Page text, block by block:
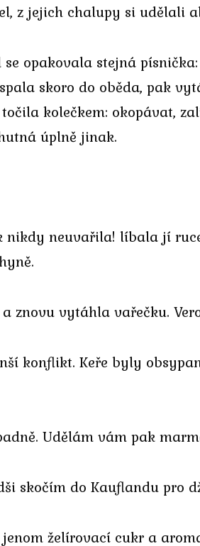
z jejich chalupy si udělali
opakovala stejná
skoro do oběda, pak
kolečkem: okopávat,
úplně jinak.
nikdy neuvařila! líbala jí
znovu vytáhla vařečku.
konflikt. Keře byly
Udělám vám pak
skočím do Kauflandu pro
želírovací cukr a